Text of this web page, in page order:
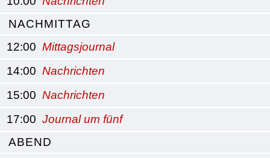
NACHMITTAG
12:00 Mittagsjournal
14:00 Nachrichten
15:00 Nachrichten
17:00 Journal um fünf
ABEND